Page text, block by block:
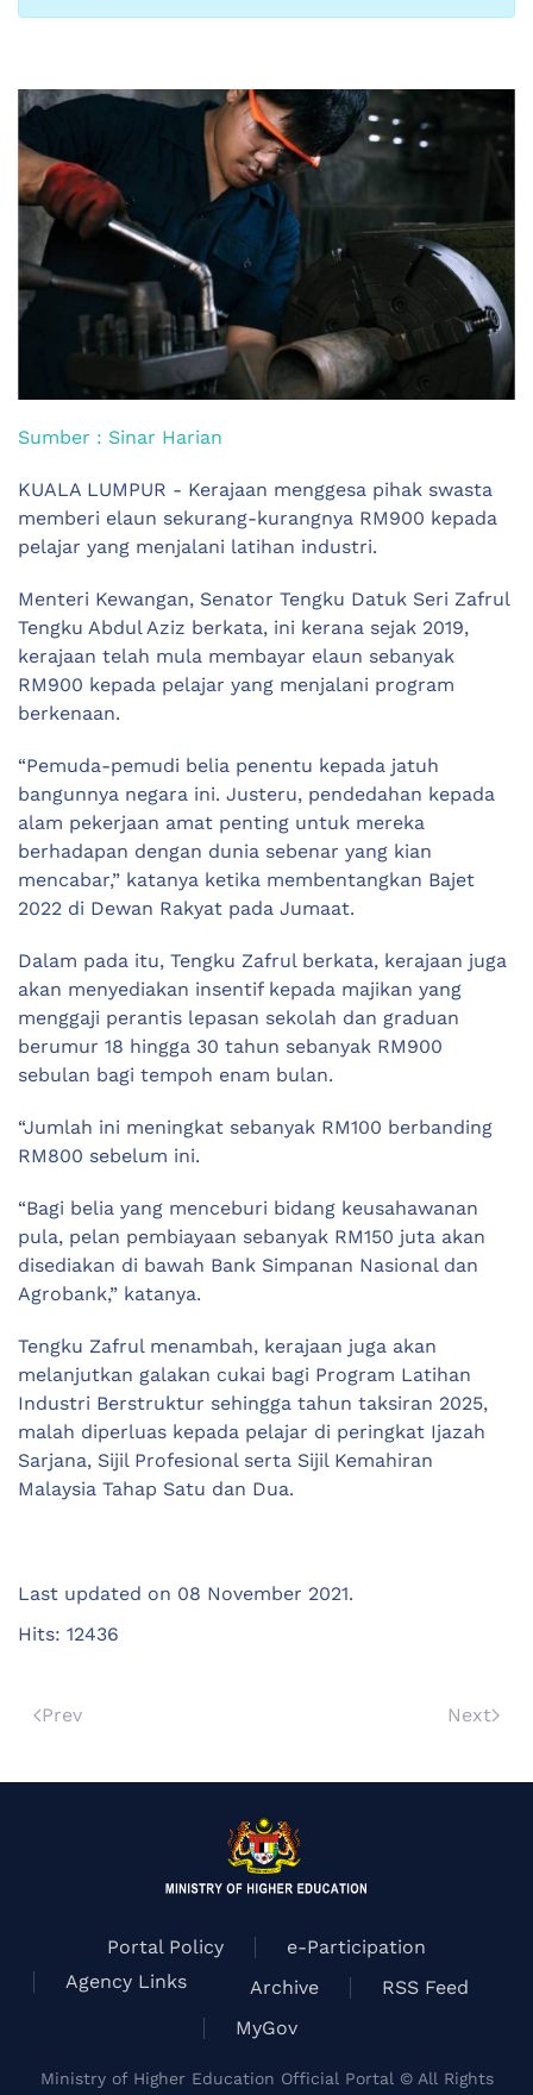
Sumber : Sinar Harian
KUALA LUMPUR - Kerajaan menggesa pihak swasta
memberi elaun sekurang-kurangnya RM900 kepada
pelajar yang menjalani latihan industri.
Menteri Kewangan, Senator Tengku Datuk Seri Zafrul
Tengku Abdul Aziz berkata, ini kerana sejak 2019,
kerajaan telah mula membayar elaun sebanyak
RM900 kepada pelajar yang menjalani program
berkenaan.
“Pemuda-pemudi belia penentu kepada jatuh
bangunnya negara ini. Justeru, pendedahan kepada
alam pekerjaan amat penting untuk mereka
berhadapan dengan dunia sebenar yang kian
mencabar,” katanya ketika membentangkan Bajet
2022 di Dewan Rakyat pada Jumaat.
Dalam pada itu, Tengku Zafrul berkata, kerajaan juga
akan menyediakan insentif kepada majikan yang
menggaji perantis lepasan sekolah dan graduan
berumur 18 hingga 30 tahun sebanyak RM900
sebulan bagi tempoh enam bulan.
“Jumlah ini meningkat sebanyak RM100 berbanding
RM800 sebelum ini.
“Bagi belia yang menceburi bidang keusahawanan
pula, pelan pembiayaan sebanyak RM150 juta akan
disediakan di bawah Bank Simpanan Nasional dan
Agrobank,” katanya.
Tengku Zafrul menambah, kerajaan juga akan
melanjutkan galakan cukai bagi Program Latihan
Industri Berstruktur sehingga tahun taksiran 2025,
malah diperluas kepada pelajar di peringkat Ijazah
Sarjana, Sijil Profesional serta Sijil Kemahiran
Malaysia Tahap Satu dan Dua.
Last updated on 08 November 2021.
Hits: 12436
Prev Next
Portal Policy
e-Participation
Agency Links
Archive
RSS Feed
MyGov
Ministry of Higher Education Official Portal © All Rights